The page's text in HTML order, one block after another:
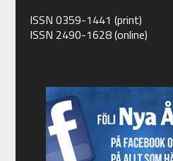
ISSN 0359-1441 (print)
ISSN 2490-1628 (online)